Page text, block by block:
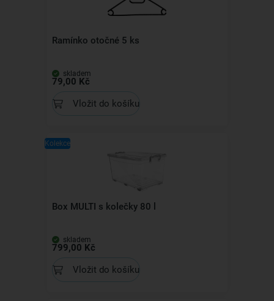
Ramínko otočné 5 ks
skladem
79,00 Kč
Vložit do košíku
Kolekce
Box MULTI s kolečky 80 l
skladem
799,00 Kč
Vložit do košíku